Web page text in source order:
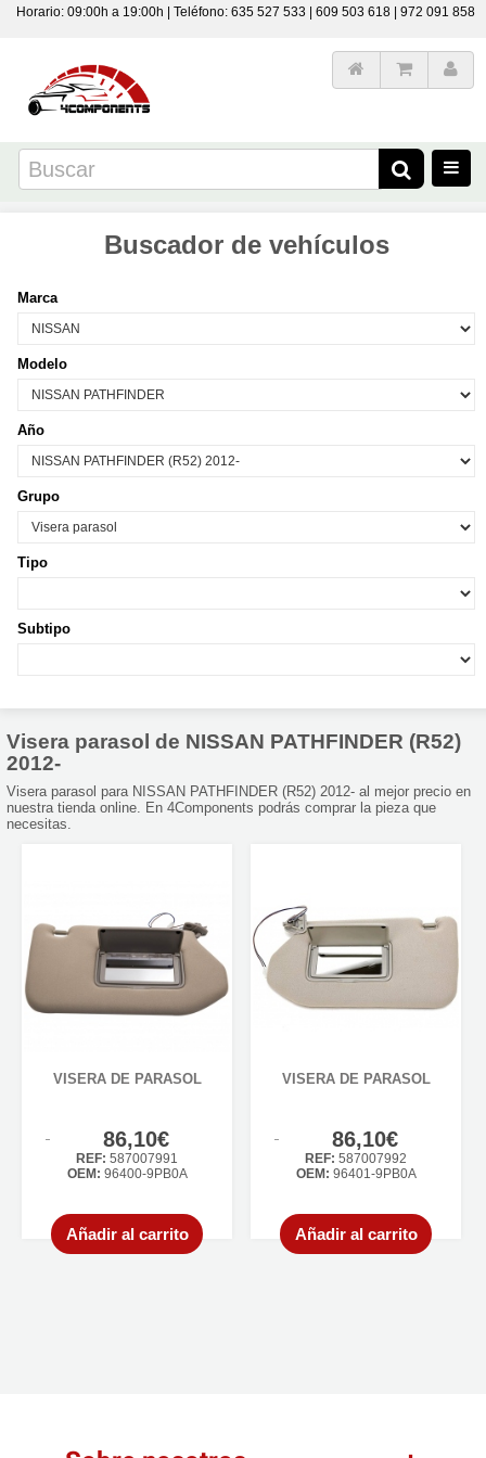
Horario: 09:00h a 19:00h | Teléfono: 635 527 533 | 609 503 618 | 972 091 858
Buscador de vehículos
Marca
Modelo
Año
Grupo
Tipo
Subtipo
Visera parasol de NISSAN PATHFINDER (R52)
2012-
Visera parasol para NISSAN PATHFINDER (R52) 2012- al mejor precio en
nuestra tienda online. En 4Components podrás comprar la pieza que
necesitas.
VISERA DE PARASOL
86,10€
REF: 587007991
OEM: 96400-9PB0A
Añadir al carrito
VISERA DE PARASOL
86,10€
REF: 587007992
OEM: 96401-9PB0A
Añadir al carrito